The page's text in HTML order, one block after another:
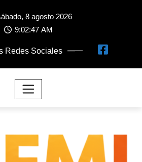
8 agosto 2026
9:02:47 AM
Redes Sociales